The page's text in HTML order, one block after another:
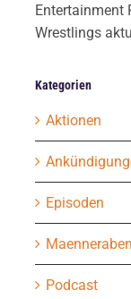
Entertainment
Wrestlings
Kategorien
Aktionen
Episoden
Podcast